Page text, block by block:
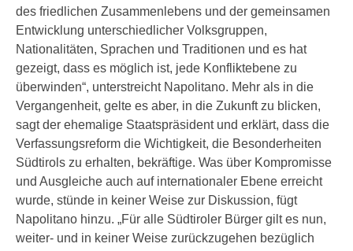
des friedlichen Zusammenlebens und der gemeinsamen
Entwicklung unterschiedlicher Volksgruppen,
Nationalitäten, Sprachen und Traditionen und es hat
gezeigt, dass es möglich ist, jede Konfliktebene zu
überwinden“, unterstreicht Napolitano. Mehr als in die
Vergangenheit, gelte es aber, in die Zukunft zu blicken,
sagt der ehemalige Staatspräsident und erklärt, dass die
Verfassungsreform die Wichtigkeit, die Besonderheiten
Südtirols zu erhalten, bekräftige. Was über Kompromisse
und Ausgleiche auch auf internationaler Ebene erreicht
wurde, stünde in keiner Weise zur Diskussion, fügt
Napolitano hinzu. „Für alle Südtiroler Bürger gilt es nun,
weiter- und in keiner Weise zurückzugehen bezüglich